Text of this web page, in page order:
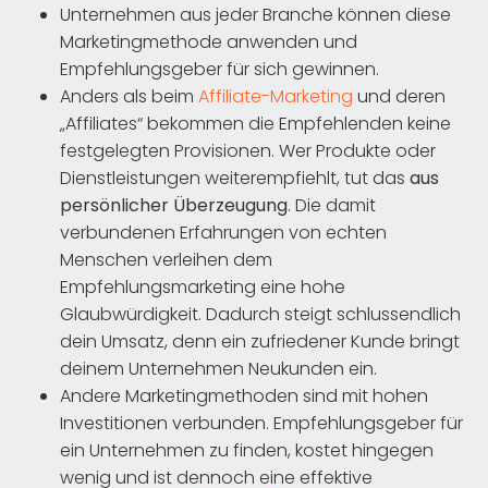
Unternehmen aus jeder Branche können diese
Marketingmethode anwenden und
Empfehlungsgeber für sich gewinnen.
Anders als beim Affiliate-Marketing und deren
„Affiliates“ bekommen die Empfehlenden keine
festgelegten Provisionen. Wer Produkte oder
Dienstleistungen weiterempfiehlt, tut das aus
persönlicher Überzeugung. Die damit
verbundenen Erfahrungen von echten
Menschen verleihen dem
Empfehlungsmarketing eine hohe
Glaubwürdigkeit. Dadurch steigt schlussendlich
dein Umsatz, denn ein zufriedener Kunde bringt
deinem Unternehmen Neukunden ein.
Andere Marketingmethoden sind mit hohen
Investitionen verbunden. Empfehlungsgeber für
ein Unternehmen zu finden, kostet hingegen
wenig und ist dennoch eine effektive